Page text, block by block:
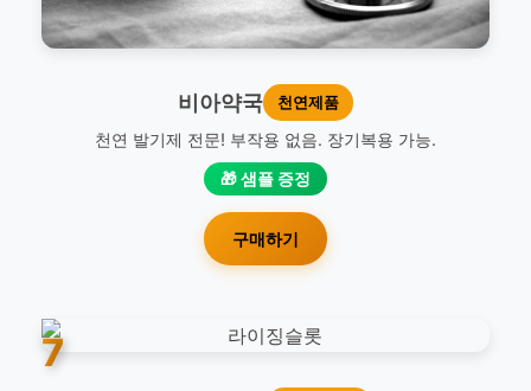
비아약국 천연제품
천연 발기제 전문! 부작용 없음. 장기복용 가능.
🎁 샘플 증정
구매하기
7